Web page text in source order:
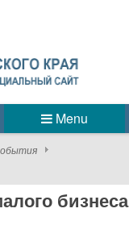
Menu
бизнеса